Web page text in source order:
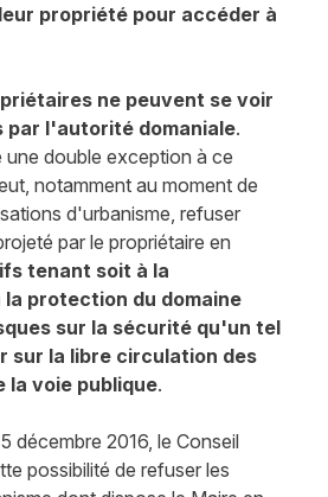
propriété pour accéder à
ne peuvent se voir
l'autorité domaniale.
une double exception à ce
notamment au moment de
d'urbanisme, refuser
par le propriétaire en
tenant soit à la
protection du domaine
sur la sécurité qu'un tel
sur la libre circulation des
la voie publique.
décembre 2016, le Conseil
possibilité de refuser les